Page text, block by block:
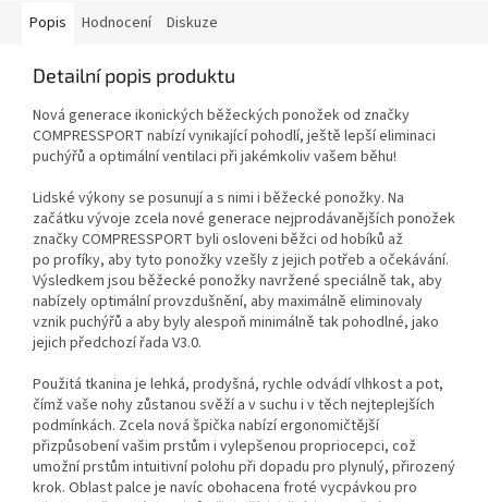
Popis Hodnocení Diskuze
Detailní popis produktu
Nová generace ikonických běžeckých ponožek od značky
COMPRESSPORT nabízí vynikající pohodlí, ještě lepší eliminaci
puchýřů a optimální ventilaci při jakémkoliv vašem běhu!
Lidské výkony se posunují a s nimi i běžecké ponožky. Na
začátku vývoje zcela nové generace nejprodávanějších ponožek
značky COMPRESSPORT byli osloveni běžci od hobíků až
po profíky, aby tyto ponožky vzešly z jejich potřeb a očekávání.
Výsledkem jsou běžecké ponožky navržené speciálně tak, aby
nabízely optimální provzdušnění, aby maximálně eliminovaly
vznik puchýřů a aby byly alespoň minimálně tak pohodlné, jako
jejich předchozí řada V3.0.
Použitá tkanina je lehká, prodyšná, rychle odvádí vlhkost a pot,
čímž vaše nohy zůstanou svěží a v suchu i v těch nejteplejších
podmínkách. Zcela nová špička nabízí ergonomičtější
přizpůsobení vašim prstům i vylepšenou propriocepci, což
umožní prstům intuitivní polohu při dopadu pro plynulý, přirozený
krok. Oblast palce je navíc obohacena froté vycpávkou pro